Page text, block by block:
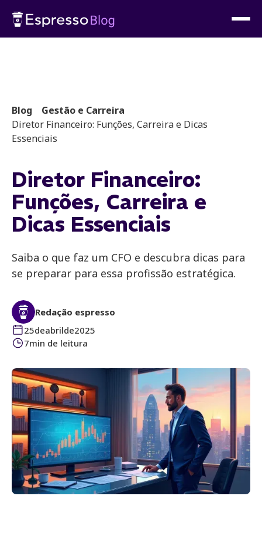
Blog
Gestão e Carreira
Diretor Financeiro: Funções, Carreira e Dicas
Essenciais
Diretor Financeiro:
Funções, Carreira e
Dicas Essenciais
Saiba o que faz um CFO e descubra dicas para
se preparar para essa profissão estratégica.
Redação espresso
25deabrilde2025
7min de leitura